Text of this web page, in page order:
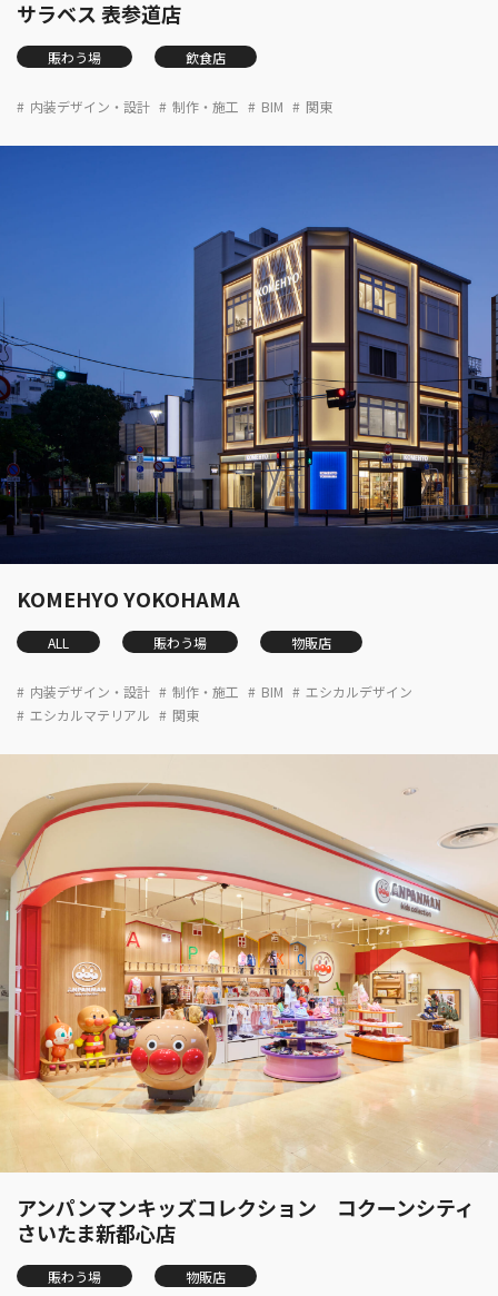
サラベス 表参道店
賑わう場 飲食店
内装デザイン・設計 制作・施工 BIM 関東
KOMEHYO YOKOHAMA
ALL 賑わう場 物販店
内装デザイン・設計 制作・施工 BIM
エシカルデザイン
エシカルマテリアル
関東
アンパンマンキッズコレクション コクーンシティ
さいたま新都心店
賑わう場 物販店